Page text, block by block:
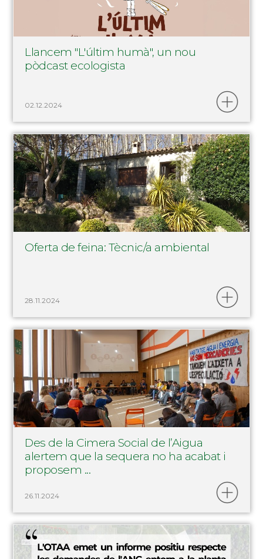
Llancem "L'últim humà", un nou
pòdcast ecologista
02.12.2024
Oferta de feina: Tècnic/a ambiental
28.11.2024
Des de la Cimera Social de l’Aigua
alertem que la sequera no ha acabat i
proposem ...
26.11.2024